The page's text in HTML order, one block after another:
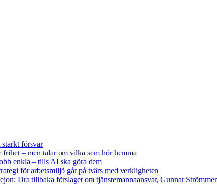
starkt försvar
frihet – men talar om vilka som hör hemma
enkla – tills AI ska göra dem
för arbetsmiljö går på tvärs med verkligheten
Dra tillbaka förslaget om tjänstemannaansvar, Gunnar Strömmer